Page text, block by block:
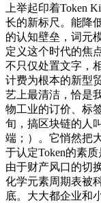
上举起印着Token
长的新标尺。能降
的认知壁垒，词元
定义这个时代的焦
不只仅处置文字，
计费为根本的新型
艺上最清洁，恰是
物工业的订价、标
旬，搞区块链的人
端；）。它悄然把
于认定Token的素
由于财产风口的切
化学元素周期表被
底。大大都企业和